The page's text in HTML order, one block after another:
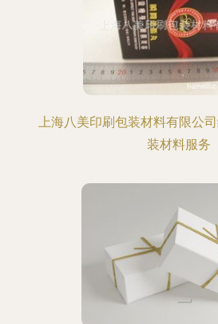
上海八美印刷包装材料有限公
装材料服务